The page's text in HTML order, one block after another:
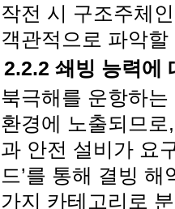
작전 시 구조주체
객관적으로 파악
2.2.2 쇄빙 능력에
북극해를 운항하
환경에 노출되므
과 안전 설비가 요
드’를 통해 결빙
가지 카테고리로